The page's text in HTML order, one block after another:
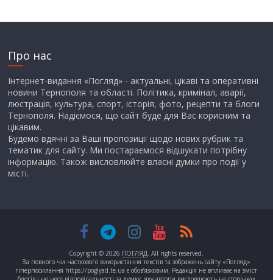
Про нас
Інтернет-видання «Погляд» - актуальні, цікаві та оперативні
новини Тернополя та області. Політика, кримінал, аварії,
люстрація, культура, спорт, історія, фото, рецепти та блоги
Тернополя. Надіємося, що сайт буде для Вас корисним та
цікавим.
Будемо вдячні за Ваші пропозиції щодо нових рубрик та
тематик для сайту. Ми постараємося відшукати потрібну
інформацію. Також висловлюйте власні думки про події у
місті.
Copyright © 2026 ПОГЛЯД. All rights reserved.
За повного чи часткового використання текстів та зображень сайту «Погляд»
гіперпосилання https://poglyad.te.ua є обов’язковим. Редакція не впливає на зміст